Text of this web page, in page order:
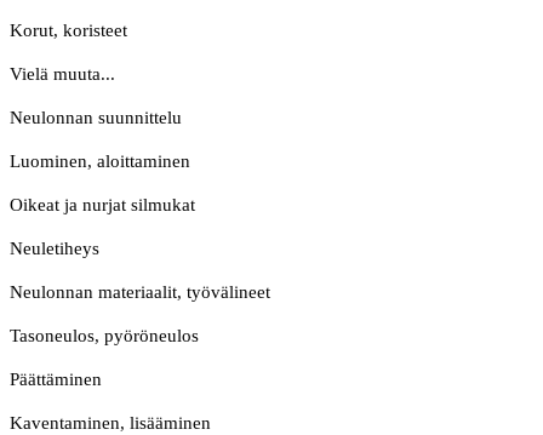
Korut, koristeet
Vielä muuta...
Neulonnan suunnittelu
Luominen, aloittaminen
Oikeat ja nurjat silmukat
Neuletiheys
Neulonnan materiaalit, työvälineet
Tasoneulos, pyöröneulos
Päättäminen
Kaventaminen, lisääminen